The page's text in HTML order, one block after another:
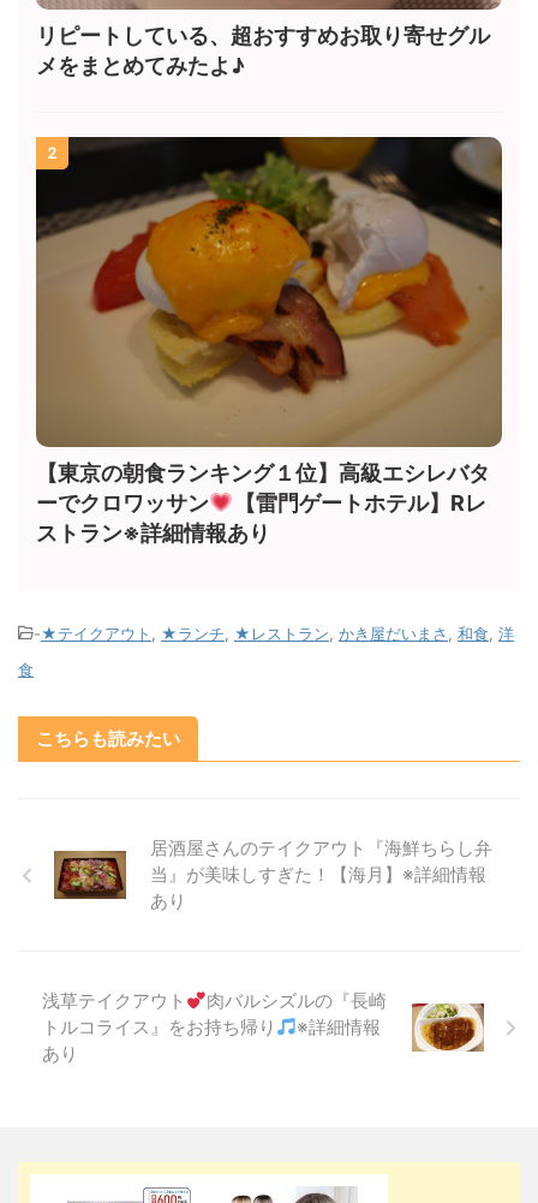
リピートしている、超おすすめお取り寄せグル
メをまとめてみたよ♪
2
【東京の朝食ランキング１位】高級エシレバタ
ーでクロワッサン
【雷門ゲートホテル】Rレ
ストラン※詳細情報あり
-★テイクアウト , ★ランチ, ★レストラン, かき屋だいまさ , 和食, 洋
食
こちらも読みたい
居酒屋さんのテイクアウト『海鮮ちらし弁
当』が美味しすぎた！【海月】※詳細情報
あり
浅草テイクアウト
肉バルシズルの『長崎
トルコライス』をお持ち帰り
※詳細情報
あり